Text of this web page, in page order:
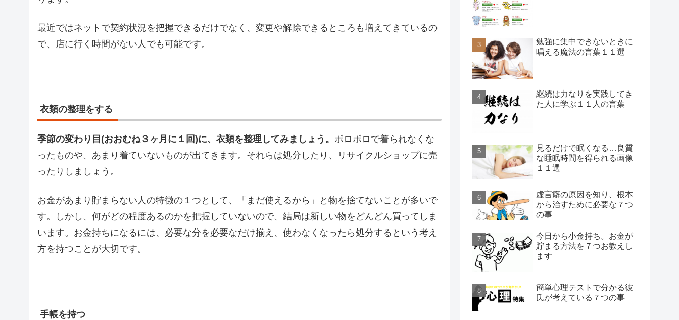
最近ではネットで契約状況を把握できるだけでなく、変更や解除できるところも増えてきているの
で、店に行く時間がない人でも可能です。
衣類の整理をする
季節の変わり目(おおむね３ヶ月に１回)に、衣類を整理してみましょう。 ボロボロで着られなくな
ったものや、あまり着ていないものが出てきます。それらは処分したり、リサイクルショップに売
ったりしましょう。
お金があまり貯まらない人の特徴の１つとして、「まだ使えるから」と物を捨てないことが多いで
す。しかし、何がどの程度あるのかを把握していないので、結局は新しい物をどんどん買ってしま
います。お金持ちになるには、必要な分を必要なだけ揃え、使わなくなったら処分するという考え
方を持つことが大切です。
手帳を持つ
勉強に集中できないときに
唱える魔法の言葉１１選
継続は力なりを実践してき
た人に学ぶ１１人の言葉
見るだけで眠くなる…良質
な睡眠時間を得られる画像
１１選
虚言癖の原因を知り、根本
から治すために必要な７つ
の事
今日から小金持ち。お金が
貯まる方法を７つお教えし
ます
簡単心理テストで分かる彼
氏が考えている７つの事